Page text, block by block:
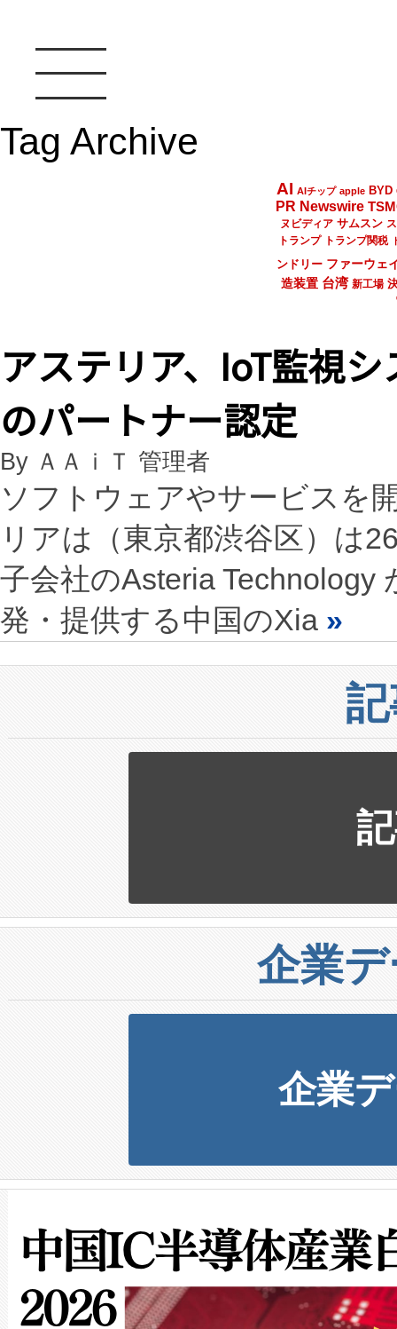
Tag Archive
AI AIチップ apple BYD
PR Newswire
ヌビディア サムスン
トランプ
トランプ関税
ンドリー ファーウェ
造装置 台湾 新工場
アステリア、IoT監視
のパートナー認定
By ＡＡｉＴ 管理者
ソフトウェアやサービスを
リアは（東京都渋谷区）は
子会社のAsteria Technology
発・提供する中国のXia »
企業
企業